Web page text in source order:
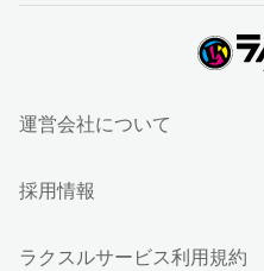
運営会社について
採用情報
ラクスルサービス利用規約